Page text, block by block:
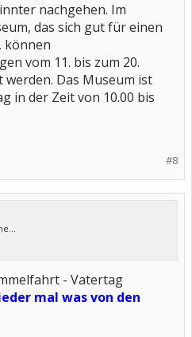
nachgehen. Im
das sich gut für einen
können
vom 11. bis zum 20.
Das Museum ist
in der Zeit von 10.00 bis
#8
- Vatertag
mal was von den